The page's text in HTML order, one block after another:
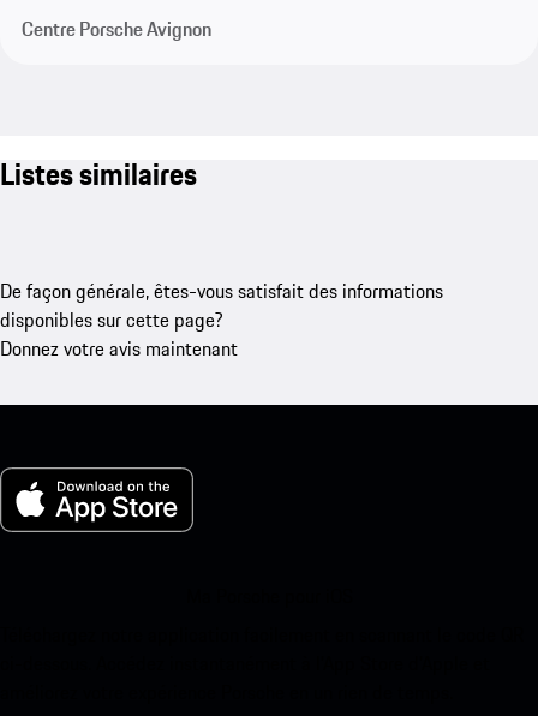
Centre Porsche Avignon
Listes similaires
De façon générale, êtes-vous satisfait des informations
disponibles sur cette page?
Donnez votre avis maintenant